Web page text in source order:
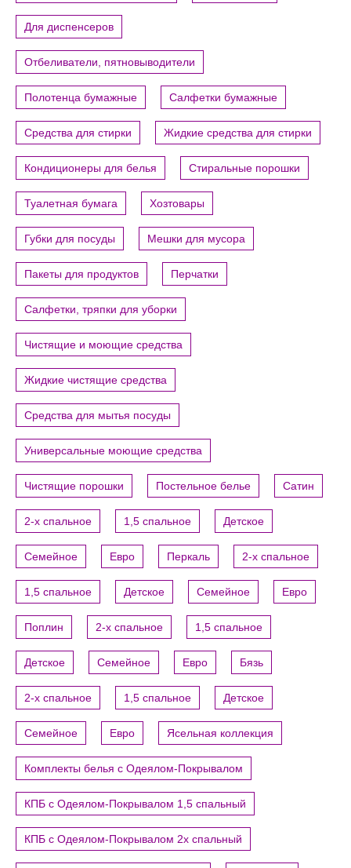
Для диспенсеров
Отбеливатели, пятновыводители
Полотенца бумажные Салфетки бумажные
Средства для стирки Жидкие средства для стирки
Кондиционеры для белья Стиральные порошки
Туалетная бумага Хозтовары
Губки для посуды Мешки для мусора
Пакеты для продуктов Перчатки
Салфетки, тряпки для уборки
Чистящие и моющие средства
Жидкие чистящие средства
Средства для мытья посуды
Универсальные моющие средства
Чистящие порошки Постельное белье Сатин
2-х спальное 1,5 спальное Детское
Семейное Евро Перкаль 2-х спальное
1,5 спальное Детское Семейное Евро
Поплин 2-х спальное 1,5 спальное
Детское Семейное Евро Бязь
2-х спальное 1,5 спальное Детское
Семейное Евро Ясельная коллекция
Комплекты белья с Одеялом-Покрывалом
КПБ с Одеялом-Покрывалом 1,5 спальный
КПБ с Одеялом-Покрывалом 2х спальный